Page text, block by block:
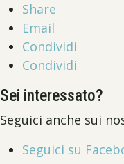
Share
Email
Condividi
Condividi
Sei interessato?
Seguici anche sui
Seguici su